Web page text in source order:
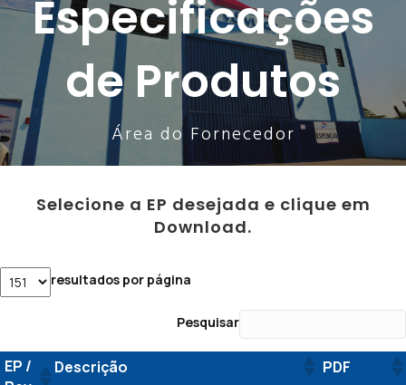
Especificações
de Produtos
Área do Fornecedor
Selecione a EP desejada e clique em
Download.
resultados por página
Pesquisar
EP /
Descrição PDF